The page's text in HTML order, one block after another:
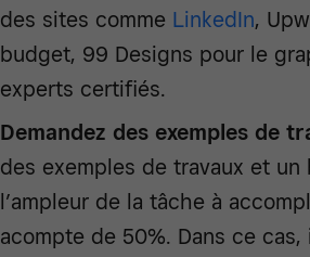
des sites comme LinkedIn,
budget, 99 Designs pour le
experts certifiés.
Demandez des exemples de
des exemples de travaux et
l’ampleur de la tâche à
acompte de 50%. Dans ce